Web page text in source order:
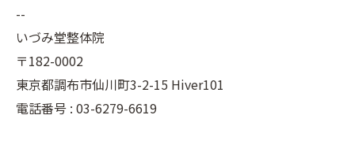
--
いづみ堂整体院
〒182-0002
東京都調布市仙川町3-2-15 Hiver101
電話番号 : 03-6279-6619